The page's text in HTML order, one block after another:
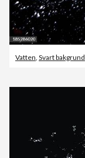
Vatten Svart bakgrund